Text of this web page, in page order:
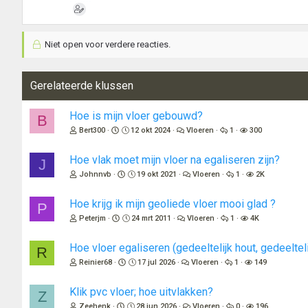
Niet open voor verdere reacties.
Gerelateerde klussen
B Hoe is mijn vloer gebouwd?
Bert300 12 okt 2024 Vloeren 1 300
J Hoe vlak moet mijn vloer na egaliseren zijn?
Johnnvb 19 okt 2021 Vloeren 1 2K
P Hoe krijg ik mijn geoliede vloer mooi glad ?
Peterjm 24 mrt 2011 Vloeren 1 4K
R Hoe vloer egaliseren (gedeeltelijk hout,
Reinier68 17 jul 2026 Vloeren 1 149
Z Klik pvc vloer; hoe uitvlakken?